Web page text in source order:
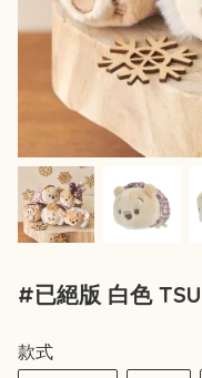
#已絕版 白色
款式